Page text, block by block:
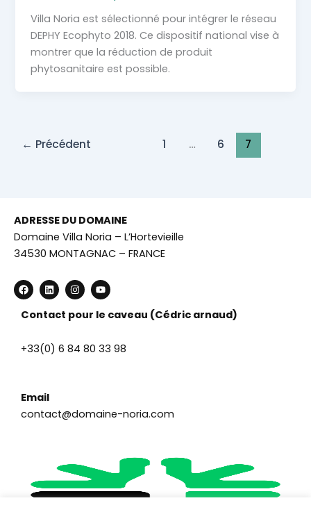
Villa Noria est sélectionné pour intégrer le réseau
DEPHY Ecophyto 2018. Ce dispositif national vise à
montrer que la réduction de produit
phytosanitaire est possible.
← Précédent 1 … 6 7
ADRESSE DU DOMAINE
Domaine Villa Noria – L’Hortevieille
34530 MONTAGNAC – FRANCE
F
a
c
e
b
o
k
L
i
n
k
e
i
n
I
n
s
t
a
a
Y
o
u
t
u
e
Contact pour le caveau (Cédric arnaud)
+33(0) 6 84 80 33 98
Email
contact@domaine-noria.com